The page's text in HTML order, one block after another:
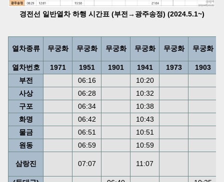
경전선 일반열차 하행 시간표 (부전→광주송정) (2024.5.1~)
열차종류 무궁화 무궁화 무궁화 무궁화 무궁화 무궁화
열차번호 1971 1951 1901 1941 1973
1903
부전
06:16
10:20
사상
06:28
10:32
구포
06:34
10:38
화명
06:42
10:43
물금
06:51
10:51
원동
06:59 10:59
삼랑진 07:07 11:07